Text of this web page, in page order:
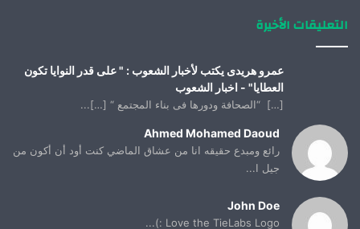
التعليقات الأخيرة
عمرو هريدى يكتب لأخبار الشعوب : " على قدر النوايا تكون
العطايا" - اخبار الشعوب
[…] “الصحافة ودورها فى بناء المجتمع “ […]...
Ahmed Mohamed Daoud
رائع ومبدع حقيقه انا من عشاق الماضي كنت أود أن أكون من
جيل ا...
John Doe
Love the TieLabs Logo :)...